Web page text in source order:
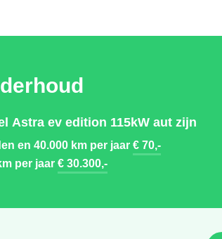
Astra ev edition 115kW aut zijn
en 40.000 km per jaar€ 70,-
per jaar€ 30.300,-